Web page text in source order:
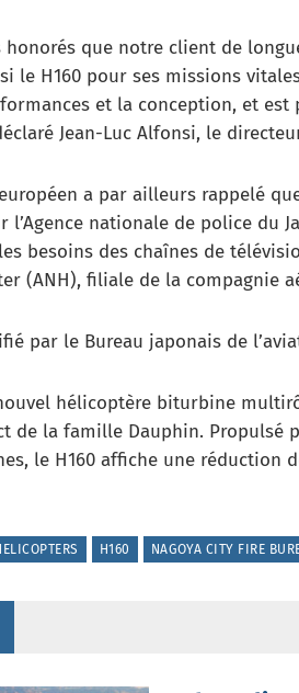
honorés que notre client de
le H160 pour ses missions
et la conception, et
Jean-Luc Alfonsi, le
a par ailleurs rappelé
l’Agence nationale de police du
besoins des chaînes de
(ANH), filiale de la compagnie
par le Bureau japonais de
hélicoptère biturbine
de la famille Dauphin. Propulsé
le H160 affiche une réduction
H160 NAGOYA CITY FIRE